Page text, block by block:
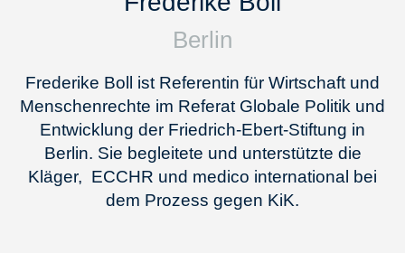
Berlin
Frederike Boll ist Referentin für Wirtschaft und
Menschenrechte im Referat Globale Politik und
Entwicklung der Friedrich-Ebert-Stiftung in
Berlin. Sie begleitete und unterstützte die
Kläger, ECCHR und medico international bei
dem Prozess gegen KiK.